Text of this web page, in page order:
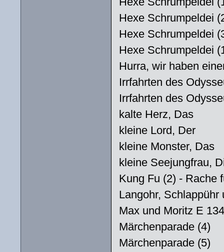
Hexe Schrumpeldei
Hexe Schrumpeldei
Hexe Schrumpeldei
Hurra, wir haben
Irrfahrten des
Irrfahrten des
kalte Herz, Das
kleine Lord, Der
kleine Monster, Das
kleine Seejungfrau,
Kung Fu (2) - Rache
Langohr,
Max und Moritz E 134
Märchenparade (4)
Märchenparade (5)